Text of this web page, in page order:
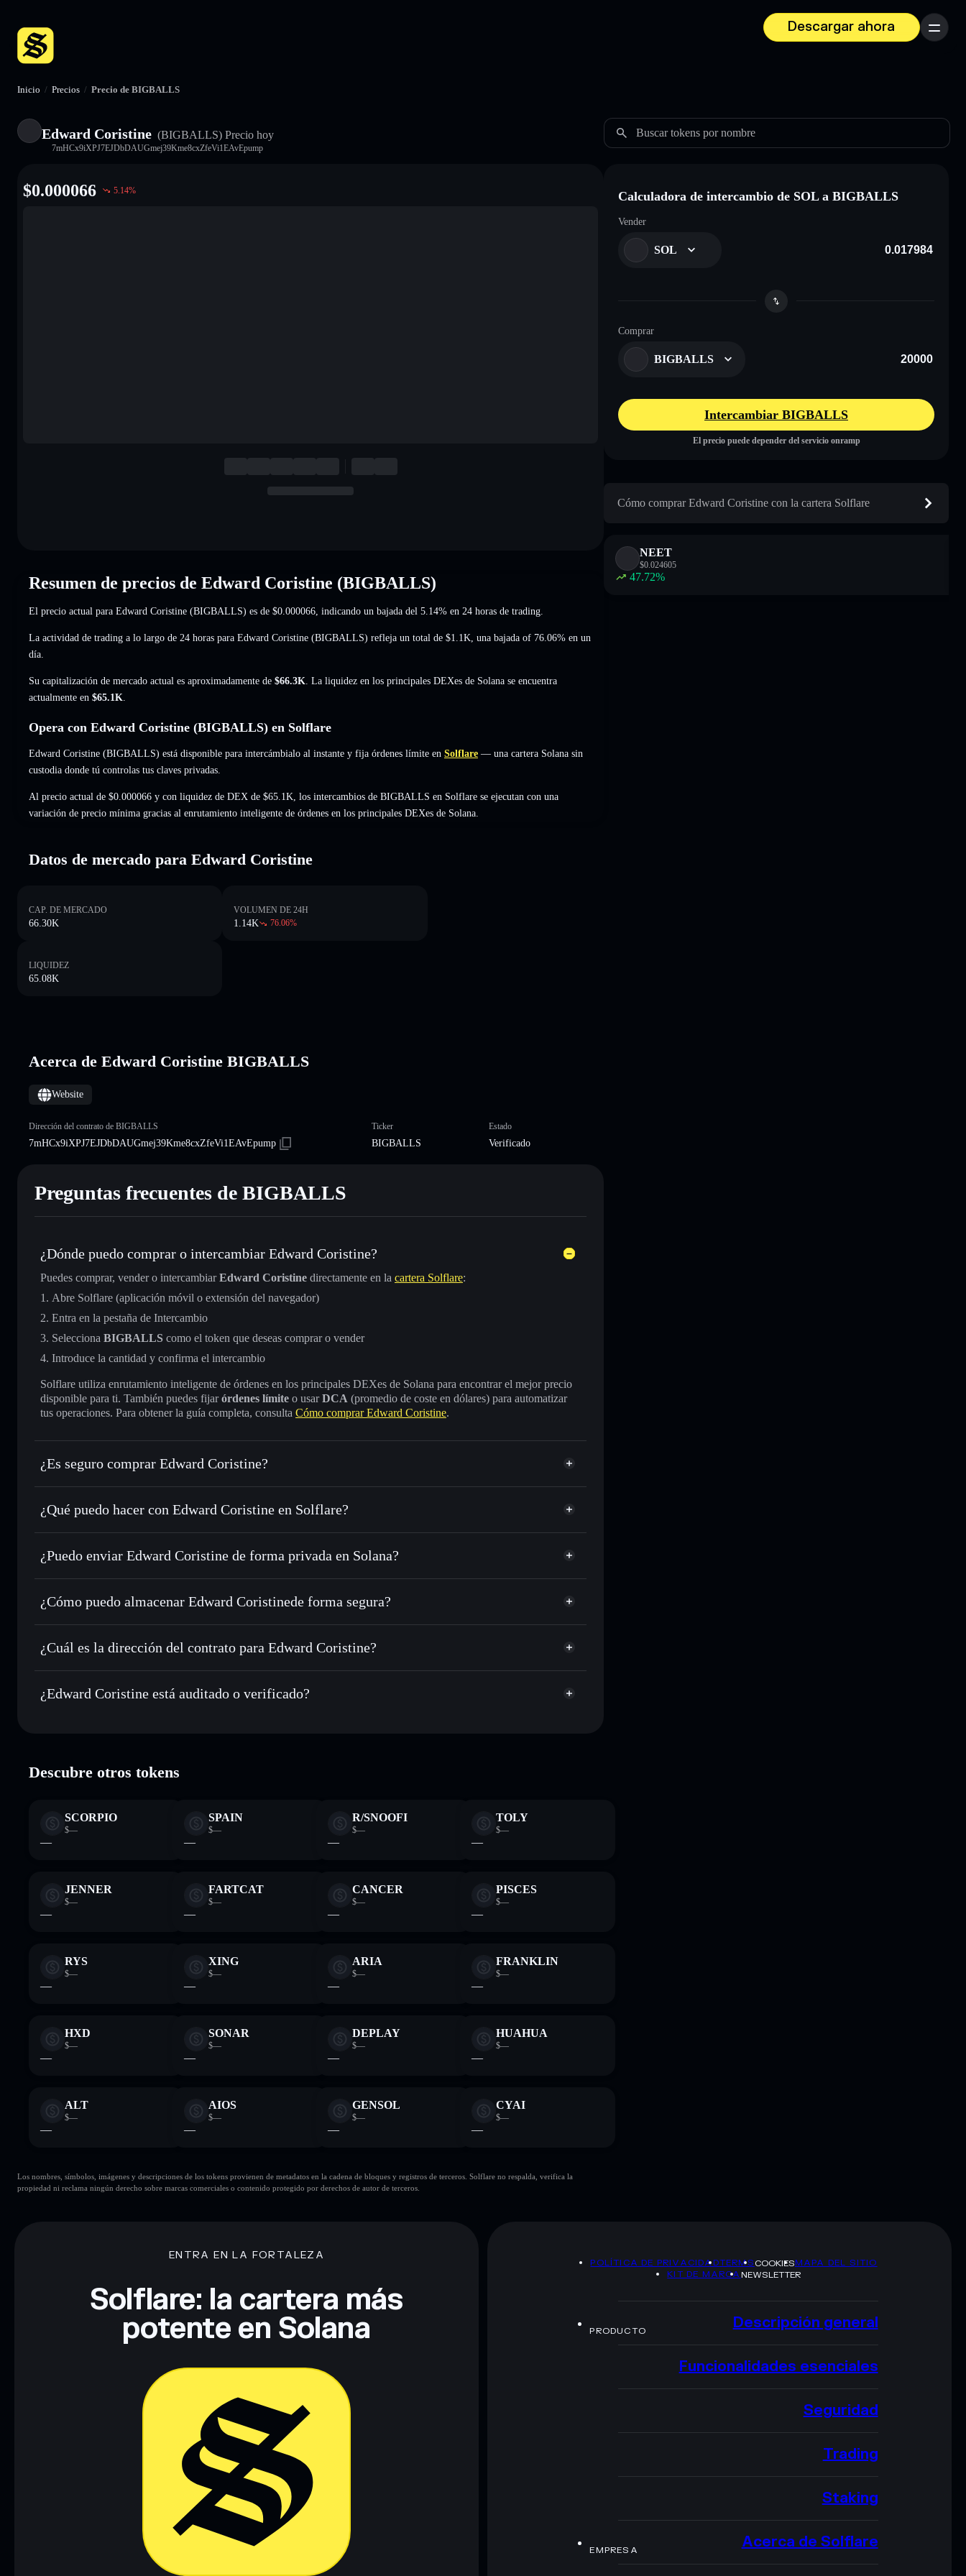
Descargar ahora
Menú
Inicio / Precios / Precio de BIGBALLS
Edward Coristine (BIGBALLS) Precio hoy
7mHCx9iXPJ7EJDbDAUGmej39Kme8cxZfeVi1EAvEpump
Buscar tokens por nombre
$0.000066 5.14%
Resumen de precios de Edward Coristine (BIGBALLS)
El precio actual para Edward Coristine (BIGBALLS) es de $0.000066 , indicando un bajada del 5.14% en 24 horas de trading.
La actividad de trading a lo largo de 24 horas para Edward Coristine (BIGBALLS) refleja un total de $1.1K una bajada of 76.06% en un
día.
Su capitalización de mercado actual es aproximadamente de $66.3K . La liquidez en los principales DEXes de Solana se encuentra
actualmente en $65.1K
Opera con Edward Coristine (BIGBALLS) en Solflare
Edward Coristine (BIGBALLS) está disponible para intercámbialo al instante y fija órdenes límite en Solflare — una cartera Solana sin
custodia donde tú controlas tus claves privadas.
Al precio actual de $0.000066 y con liquidez de DEX de $65.1K, los intercambios de BIGBALLS en Solflare se ejecutan con una
variación de precio mínima gracias al enrutamiento inteligente de órdenes en los principales DEXes de Solana.
Datos de mercado para Edward Coristine
CAP. DE MERCADO
66.30K
VOLUMEN DE 24H
1.14K 76.06%
LIQUIDEZ
65.08K
Acerca de Edward Coristine BIGBALLS
Website
Dirección del contrato de BIGBALLS
7mHCx9iXPJ7EJDbDAUGmej39Kme8cxZfeVi1EAvEpump
Ticker
BIGBALLS
Estado
Verificado
Preguntas frecuentes de BIGBALLS
¿Dónde puedo comprar o intercambiar Edward Coristine?
Puedes comprar, vender o intercambiarEdward Coristine directamente en la cartera Solflare:
Abre Solflare (aplicación móvil o extensión del navegador)
Entra en la pestaña de Intercambio
Selecciona BIGBALLS como el token que deseas comprar o vender
Introduce la cantidad y confirma el intercambio
Solflare utiliza enrutamiento inteligente de órdenes en los principales DEXes de Solana para encontrar el mejor precio
disponible para ti. También puedes fijarórdenes límite o usarDCA (promedio de coste en dólares) para automatizar
tus operaciones. Para obtener la guía completa, consulta Cómo comprar Edward Coristine.
¿Es seguro comprar Edward Coristine?
Edward Coristine token verificado
¿Qué puedo hacer con Edward Coristine en Solflare?
Edward Coristine
cartera de Solflare
Intercambiar al instante: operar con BIGBALLS para SOL, USDC o miles de otros tokens de Solana con
Utilizar DCA: promedio de coste en dólares en BIGBALLS a lo largo del tiempo
Enviar de forma privada: transferir BIGBALLS sin vincular públicamente las carteras usando el agregador de
privacidad integrado de Solflare
Holdear de forma segura: almacenar BIGBALLS en una cartera sin custodia donde tú controla tus claves privadas
¿Puedo enviar Edward Coristine de forma privada en Solana?
cartera de Solflare
agregador de privacidad
Edward Coristine
¿Cómo puedo almacenar Edward Coristinede forma segura?
Edward Coristine cartera sin custodia Solflare
¿Cuál es la dirección del contrato para Edward Coristine?
Edward Coristine
7mHCx9iXPJ7EJDbDAUGmej39Kme8cxZfeVi1EAvEpump
¿Edward Coristine está auditado o verificado?
Descubre otros tokens
SCORPIO
$—
—
SPAIN
$—
—
R/SNOOFI
$—
—
TOLY
$—
—
JENNER
$—
—
FARTCAT
$—
—
CANCER
$—
—
PISCES
$—
—
RYS
$—
—
XING
$—
—
ARIA
$—
—
FRANKLIN
$—
—
HXD
$—
—
SONAR
$—
—
DEPLAY
$—
—
HUAHUA
$—
—
ALT
$—
—
AIOS
$—
—
GENSOL
$—
—
CYAI
$—
—
Los nombres, símbolos, imágenes y descripciones de los tokens provienen de metadatos en la cadena de bloques y registros de terceros. Solflare no respalda, verifica la
propiedad ni reclama ningún derecho sobre marcas comerciales o contenido protegido por derechos de autor de terceros.
Calculadora de intercambio de SOL a BIGBALLS
Vender
SOL
Comprar
BIGBALLS
Intercambiar BIGBALLS
El precio puede depender del servicio onramp
Cómo comprar Edward Coristine con la cartera Solflare
NEET
$0.024605
47.72%
ENTRA EN LA FORTALEZA
Solflare: la cartera más
potente en Solana
POLÍTICA DE PRIVACIDADTERMSCOOKIESMAPA DEL SITIO
KIT DE MARCANEWSLETTER
PRODUCTO Descripción general
Funcionalidades esenciales
Seguridad
Trading
Staking
EMPRESA Acerca de Solflare